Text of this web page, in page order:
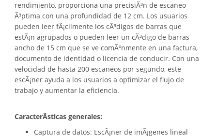
rendimiento, proporciona una precisiÃ³n de escaneo
Ã³ptima con una profundidad de 12 cm. Los usuarios
pueden leer fÃ¡cilmente los cÃ³digos de barras que
estÃ¡n agrupados o pueden leer un cÃ³digo de barras
ancho de 15 cm que se ve comÃºnmente en una factura,
documento de identidad o licencia de conducir. Con una
velocidad de hasta 200 escaneos por segundo, este
escÃ¡ner ayuda a los usuarios a optimizar el flujo de
trabajo y aumentar la eficiencia.
CaracterÃ­sticas generales:
Captura de datos: EscÃ¡ner de imÃ¡genes lineal